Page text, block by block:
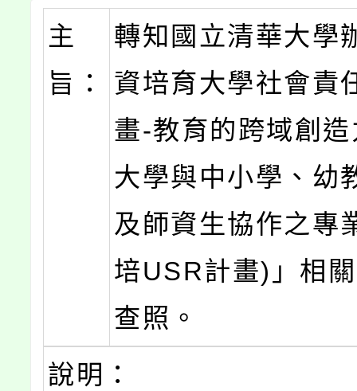
主
旨：
轉知國立清華大學
資培育大學社會責
畫-教育的跨域創
大學與中小學、幼
及師資生協作之專
培USR計畫)」相
查照。
說明：